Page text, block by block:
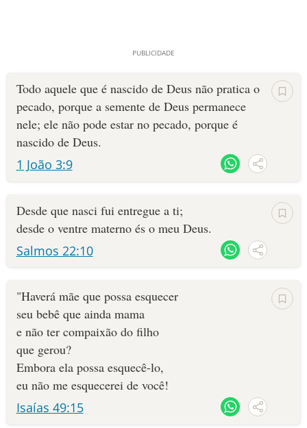
Todo aquele que é nascido de Deus não pratica o
pecado, porque a semente de Deus permanece
nele; ele não pode estar no pecado, porque é
nascido de Deus.
1 João 3:9
Desde que nasci fui entregue a ti;
desde o ventre materno és o meu Deus.
Salmos 22:10
"Haverá mãe que possa esquecer
seu bebê que ainda mama
e não ter compaixão do filho
que gerou?
Embora ela possa esquecê-lo,
eu não me esquecerei de você!
Isaías 49:15